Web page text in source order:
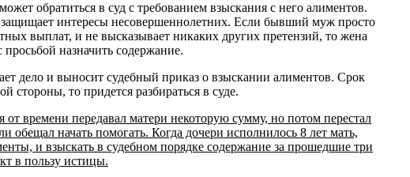
обратиться в суд с требованием взыскания с него алиментов.
защищает интересы несовершеннолетних. Если бывший муж просто
выплат, и не высказывает никаких других претензий, то жена
назначить содержание.
дело и выносит судебный приказ о взыскании алиментов. Срок
стороны, то придется разбираться в суде.
времени передавал матери некоторую сумму, но потом перестал
начать помогать. Когда дочери исполнилось 8 лет мать,
и взыскать в судебном порядке содержание за прошедшие три
в пользу истицы.